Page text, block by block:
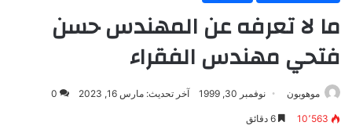
ما لا تعرفه عن المهندس حسن
فتحي مهندس الفقراء
موهوبون نوفمبر 30, 1999 آخر تحديث: مارس 16, 2023 0
10٬563